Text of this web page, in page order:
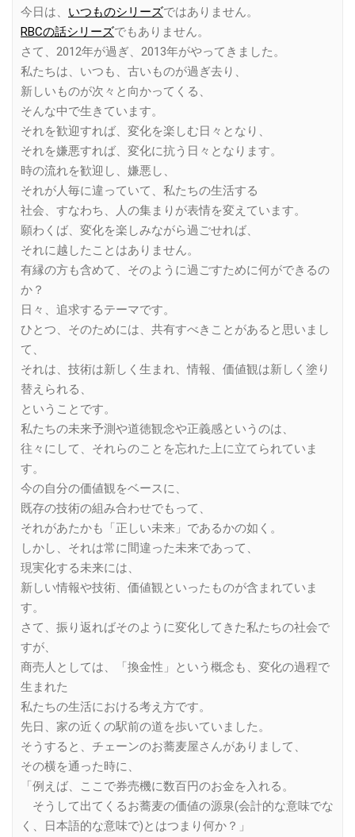
今日は、 いつものシリーズではありません。
RBCの話シリーズでもありません。
さて、2012年が過ぎ、2013年がやってきました。
私たちは、いつも、古いものが過ぎ去り、
新しいものが次々と向かってくる、
そんな中で生きています。
それを歓迎すれば、変化を楽しむ日々となり、
それを嫌悪すれば、変化に抗う日々となります。
時の流れを歓迎し、嫌悪し、
それが人毎に違っていて、私たちの生活する
社会、すなわち、人の集まりが表情を変えています。
願わくば、変化を楽しみながら過ごせれば、
それに越したことはありません。
有縁の方も含めて、そのように過ごすために何ができるの
か？
日々、追求するテーマです。
ひとつ、そのためには、共有すべきことがあると思いまし
て、
それは、技術は新しく生まれ、情報、価値観は新しく塗り
替えられる、
ということです。
私たちの未来予測や道徳観念や正義感というのは、
往々にして、それらのことを忘れた上に立てられていま
す。
今の自分の価値観をベースに、
既存の技術の組み合わせでもって、
それがあたかも「正しい未来」であるかの如く。
しかし、それは常に間違った未来であって、
現実化する未来には、
新しい情報や技術、価値観といったものが含まれていま
す。
さて、振り返ればそのように変化してきた私たちの社会で
すが、
商売人としては、「換金性」という概念も、変化の過程で
生まれた
私たちの生活における考え方です。
先日、家の近くの駅前の道を歩いていました。
そうすると、チェーンのお蕎麦屋さんがありまして、
その横を通った時に、
「例えば、ここで券売機に数百円のお金を入れる。
そうして出てくるお蕎麦の価値の源泉(会計的な意味でな
く、日本語的な意味で)とはつまり何か？」